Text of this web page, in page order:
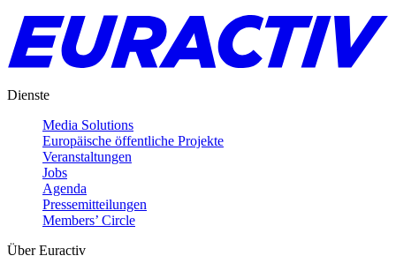
Dienste
Media Solutions
Europäische öffentliche Projekte
Veranstaltungen
Jobs
Agenda
Pressemitteilungen
Members’ Circle
Über Euractiv